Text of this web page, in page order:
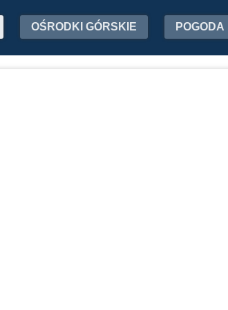
OŚRODKI GÓRSKIE POGODA